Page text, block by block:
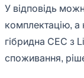
У відповідь
комплектацію, а
гібридна СЕС з
споживання,